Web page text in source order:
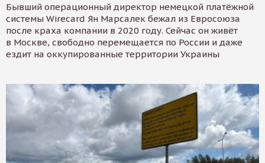
Бывший операционный директор немецкой платёжной
системы Wirecard Ян Марсалек бежал из Евросоюза
после краха компании в 2020 году. Сейчас он живёт
в Москве, свободно перемещается по России и даже
ездит на оккупированные территории Украины